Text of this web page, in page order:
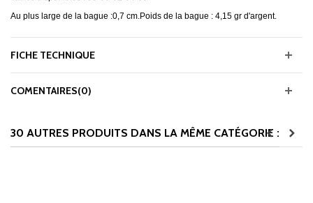
Au plus large de la bague :0,7 cm.Poids de la bague : 4,15 gr d'argent.
FICHE TECHNIQUE
COMENTAIRES(0)
30 AUTRES PRODUITS DANS LA MÊME CATÉGORIE :